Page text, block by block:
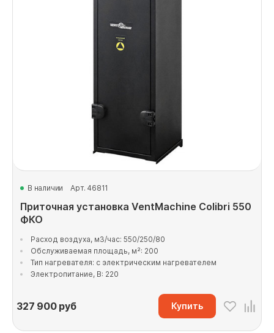
В наличии Арт. 46811
Приточная установка VentMachine Colibri 550
ФКО
Расход воздуха, м3/час: 550/250/80
Обслуживаемая площадь, м²: 200
Тип нагревателя: с электрическим нагревателем
Электропитание, В: 220
327 900руб Купить